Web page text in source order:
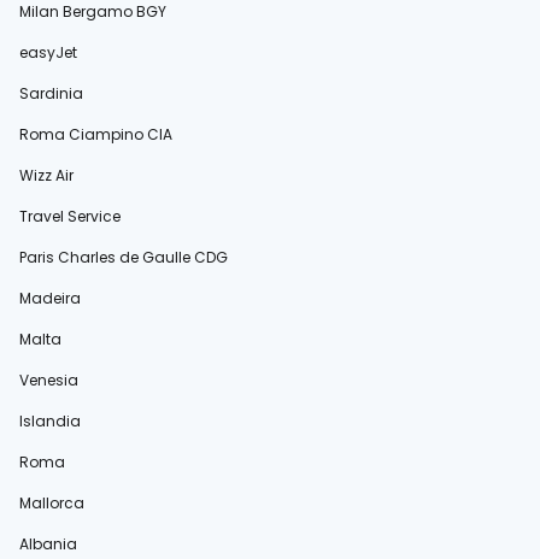
Milan Bergamo BGY
easyJet
Sardinia
Roma Ciampino CIA
Wizz Air
Travel Service
Paris Charles de Gaulle CDG
Madeira
Malta
Venesia
Islandia
Roma
Mallorca
Albania